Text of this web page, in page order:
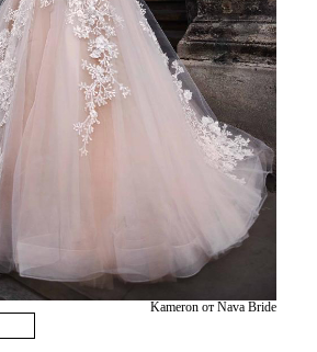
Kameron от Nava Bride